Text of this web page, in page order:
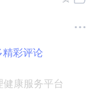
在部门吃苦耐劳
彩评论
康服务平台